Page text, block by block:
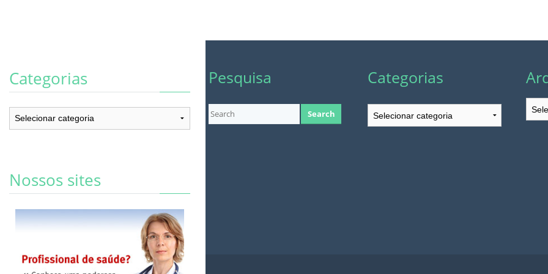
Categorias
Categorias
Nossos sites
Pesquisa Categorias
Categorias